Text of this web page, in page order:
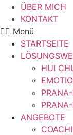
ÜBER MICH
KONTAKT
Menü
STARTSEITE
HUI
ANGEBOTE